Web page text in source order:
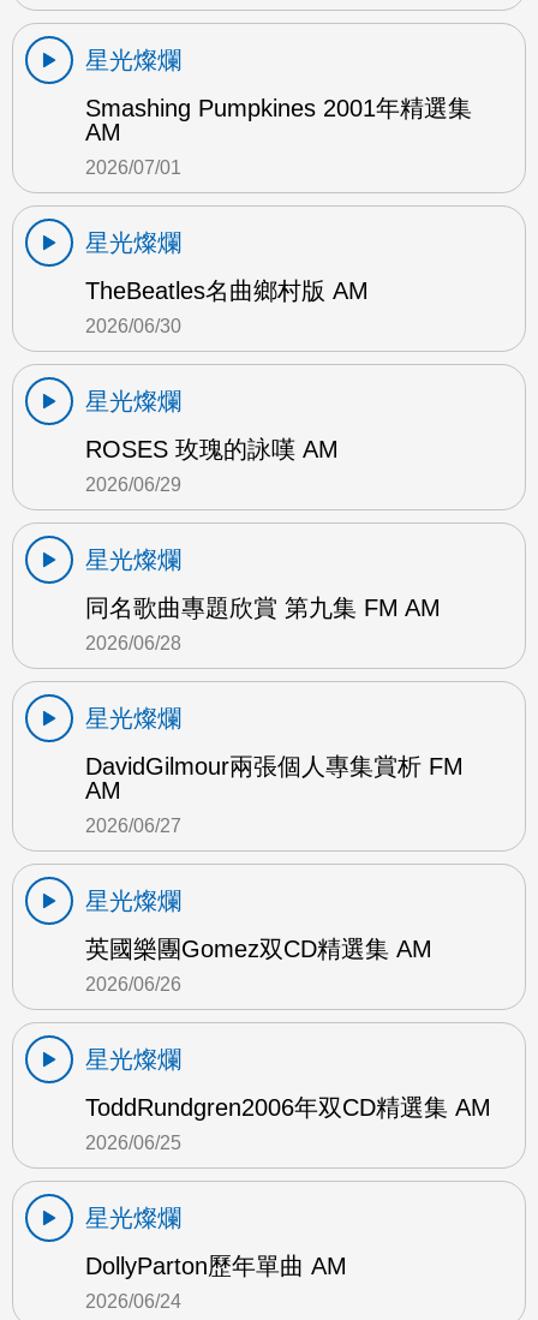
星光燦爛
Smashing Pumpkines 2001年精選集
AM
2026/07/01
星光燦爛
TheBeatles名曲鄉村版 AM
2026/06/30
星光燦爛
ROSES 玫瑰的詠嘆 AM
2026/06/29
星光燦爛
同名歌曲專題欣賞 第九集 FM AM
2026/06/28
星光燦爛
DavidGilmour兩張個人專集賞析 FM
AM
2026/06/27
星光燦爛
英國樂團Gomez双CD精選集 AM
2026/06/26
星光燦爛
ToddRundgren2006年双CD精選集 AM
2026/06/25
星光燦爛
DollyParton歷年單曲 AM
2026/06/24